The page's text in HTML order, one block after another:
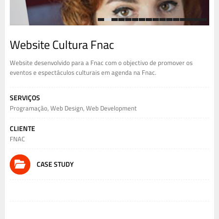
1 2 3 4 5 6 7 8 9 10111213141516
Website Cultura Fnac
Website desenvolvido para a Fnac com o objectivo de promover os
eventos e espectáculos culturais em agenda na Fnac.
SERVIÇOS
Programação, Web Design, Web Development
CLIENTE
FNAC
CASE STUDY